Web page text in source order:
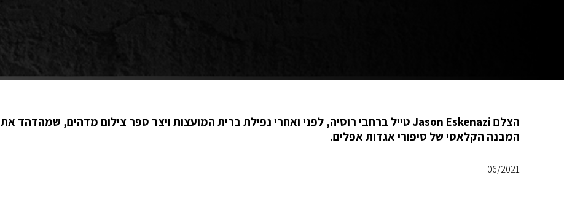
הצלם Jason Eskenazi טייל ברחבי רוסיה, לפני ואחרי נפילת ברית המועצות ויצר ספר צילום מדהים, שמהדהד את
המבנה הקלאסי של סיפורי אגדות אפלים.
06/2021